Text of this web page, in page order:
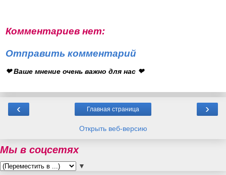
Комментариев нет:
Отправить комментарий
❤ Ваше мнение очень важно для нас ❤
‹ ›
Главная страница
Открыть веб-версию
Мы в соцсетях
▼